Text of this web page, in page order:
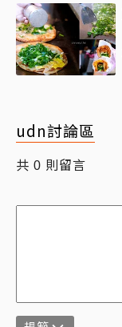
udn討論區
共 0 則留言